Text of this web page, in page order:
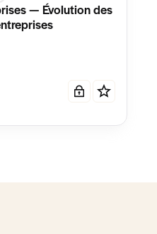
— Évolution des